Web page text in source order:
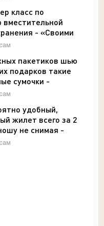
класс по
вместительной
- «Своими
пакетиков шью
подарков такие
сумочки -
удобный,
жилет всего за 2
не снимая -